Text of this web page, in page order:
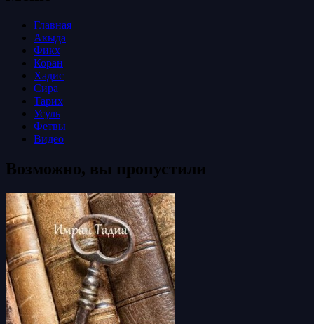
Главная
Акыда
Фикх
Коран
Хадис
Сира
Тарих
Усуль
Фетвы
Видео
Возможно, вы пропустили